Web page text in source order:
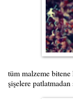
tüm malzeme
şişelere patlatmadan